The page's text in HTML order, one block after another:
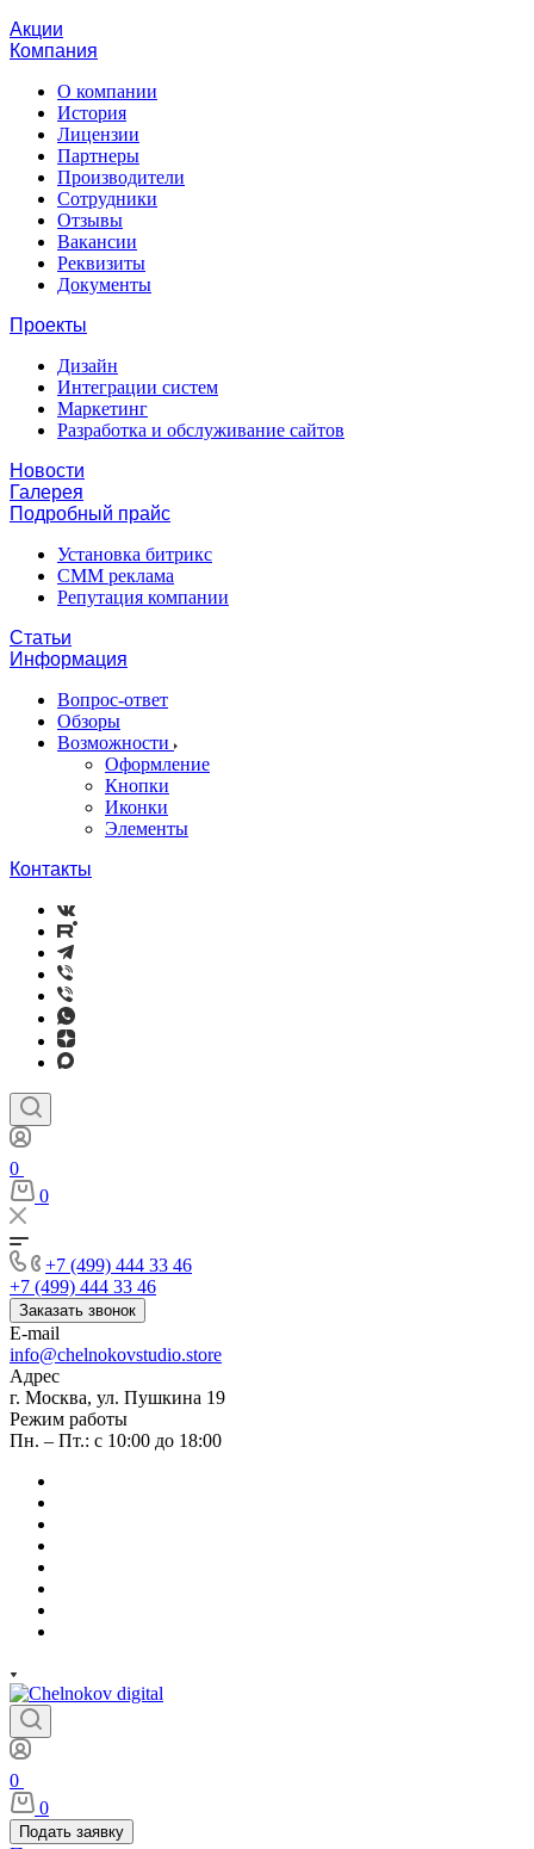
Акции
Компания
О компании
История
Лицензии
Партнеры
Производители
Сотрудники
Отзывы
Вакансии
Реквизиты
Документы
Проекты
Дизайн
Интеграции систем
Маркетинг
Разработка и обслуживание сайтов
Новости
Галерея
Подробный прайс
Установка битрикс
CMM реклама
Репутация компании
Статьи
Информация
Вопрос-ответ
Обзоры
Возможности
Оформление
Кнопки
Иконки
Элементы
Контакты
0
0
+7 (499) 444 33 46
+7 (499) 444 33 46
Заказать звонок
E-mail
info@chelnokovstudio.store
Адрес
г. Москва, ул. Пушкина 19
Режим работы
Пн. – Пт.: с 10:00 до 18:00
0
0
Подать заявку